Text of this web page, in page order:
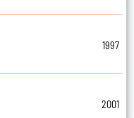
1997
2001